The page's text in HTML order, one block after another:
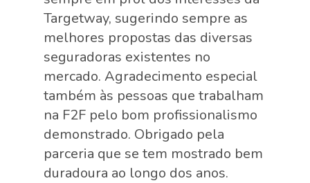
Targetway, sugerindo sempre as
melhores propostas das diversas
seguradoras existentes no
mercado. Agradecimento especial
também às pessoas que trabalham
na F2F pelo bom profissionalismo
demonstrado. Obrigado pela
parceria que se tem mostrado bem
duradoura ao longo dos anos.